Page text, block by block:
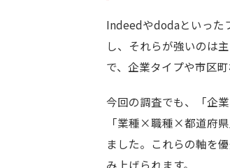
Indeedやdodaといった
し、それらが強いのは
で、企業タイプや市区
今回の調査でも、「企
「業種×職種×都道府
ました。これらの軸を
み上げられます。